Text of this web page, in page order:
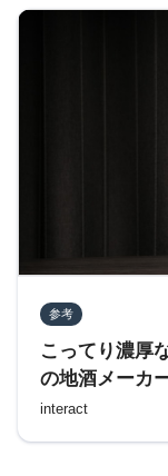
参考
こってり濃厚
の地酒メーカ
ごり」を飲ん
interact